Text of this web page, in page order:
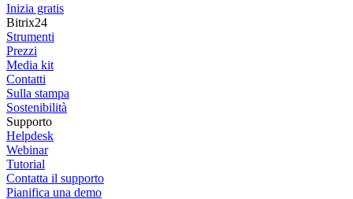
Inizia gratis
Bitrix24
Strumenti
Prezzi
Media kit
Contatti
Sulla stampa
Sostenibilità
Supporto
Helpdesk
Webinar
Tutorial
Contatta il supporto
Pianifica una demo